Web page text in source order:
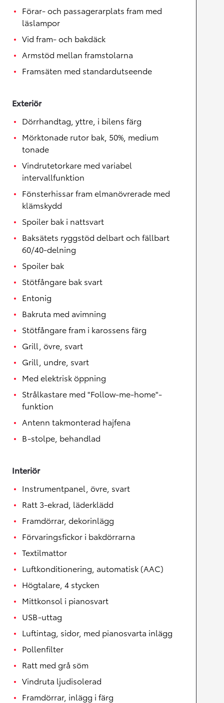
Förar- och passagerarplats fram med
läslampor
Vid fram- och bakdäck
Armstöd mellan framstolarna
Framsäten med standardutseende
Exteriör
Dörrhandtag, yttre, i bilens färg
Mörktonade rutor bak, 50%, medium
tonade
Vindrutetorkare med variabel
intervallfunktion
Fönsterhissar fram elmanövrerade med
klämskydd
Spoiler bak i nattsvart
Baksätets ryggstöd delbart och fällbart
60/40-delning
Spoiler bak
Stötfångare bak svart
Entonig
Bakruta med avimning
Stötfångare fram i karossens färg
Grill, övre, svart
Grill, undre, svart
Med elektrisk öppning
Strålkastare med "Follow-me-home"-
funktion
Antenn takmonterad hajfena
B-stolpe, behandlad
Interiör
Instrumentpanel, övre, svart
Ratt 3-ekrad, läderklädd
Framdörrar, dekorinlägg
Förvaringsfickor i bakdörrarna
Textilmattor
Luftkonditionering, automatisk (AAC)
Högtalare, 4 stycken
Mittkonsol i pianosvart
USB-uttag
Luftintag, sidor, med pianosvarta inlägg
Pollenfilter
Ratt med grå söm
Vindruta ljudisolerad
Framdörrar, inlägg i färg